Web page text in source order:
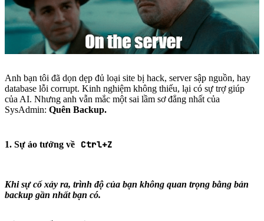
Anh bạn tôi đã dọn dẹp đủ loại site bị hack, server sập nguồn, hay
database lỗi corrupt. Kinh nghiệm không thiếu, lại có sự trợ giúp
của AI. Nhưng anh vẫn mắc một sai lầm sơ đẳng nhất của
SysAdmin: Quên Backup.
1. Sự ảo tưởng về Ctrl+Z
Khi sự cố xảy ra, trình độ của bạn không quan trọng bằng bản
backup gần nhất bạn có.